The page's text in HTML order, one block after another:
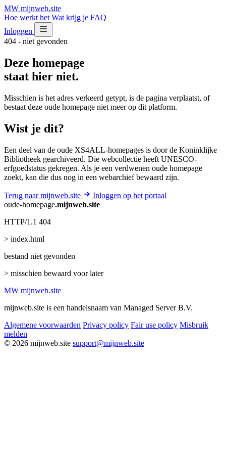
MW mijnweb.site
Hoe werkt het Wat krijg je FAQ
Inloggen
404 - niet gevonden
Deze homepage
staat hier niet.
Misschien is het adres verkeerd getypt, is de pagina verplaatst, of
bestaat deze oude homepage niet meer op dit platform.
Wist je dit?
Een deel van de oude XS4ALL-homepages is door de Koninklijke
Bibliotheek gearchiveerd. Die webcollectie heeft UNESCO-
erfgoedstatus gekregen. Als je een verdwenen oude homepage
zoekt, kan die dus nog in een webarchief bewaard zijn.
Terug naar mijnweb.site
Inloggen op het portaal
oude-homepage.mijnweb.site
HTTP/1.1 404
> index.html
bestand niet gevonden
> misschien bewaard voor later
MW mijnweb.site
mijnweb.site is een handelsnaam van Managed Server B.V.
Algemene voorwaarden Privacy policy Fair use policy Misbruik
melden
© 2026 mijnweb.site support@mijnweb.site